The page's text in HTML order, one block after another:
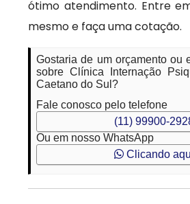
ótimo atendimento. Entre
mesmo e faça uma cotação.
Gostaria de um orçamento ou
sobre Clínica Internação
Caetano do Sul?
Fale conosco pelo telefone
(11) 99900-
Ou em nosso WhatsApp
Clicando